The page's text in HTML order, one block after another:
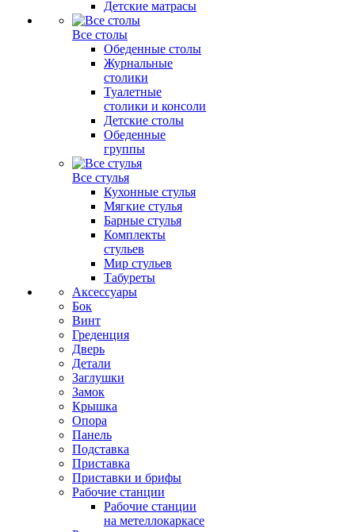
Детские матрасы
Все столы
Обеденные столы
Журнальные
столики
Туалетные
столики и консоли
Детские столы
Обеденные
группы
Все стулья
Кухонные стулья
Мягкие стулья
Барные стулья
Комплекты
стульев
Мир стульев
Табуреты
Аксессуары
Бок
Винт
Греденция
Дверь
Детали
Заглушки
Замок
Крышка
Опора
Панель
Подставка
Приставка
Приставки и брифы
Рабочие станции
Рабочие станции
на метеллокаркасе